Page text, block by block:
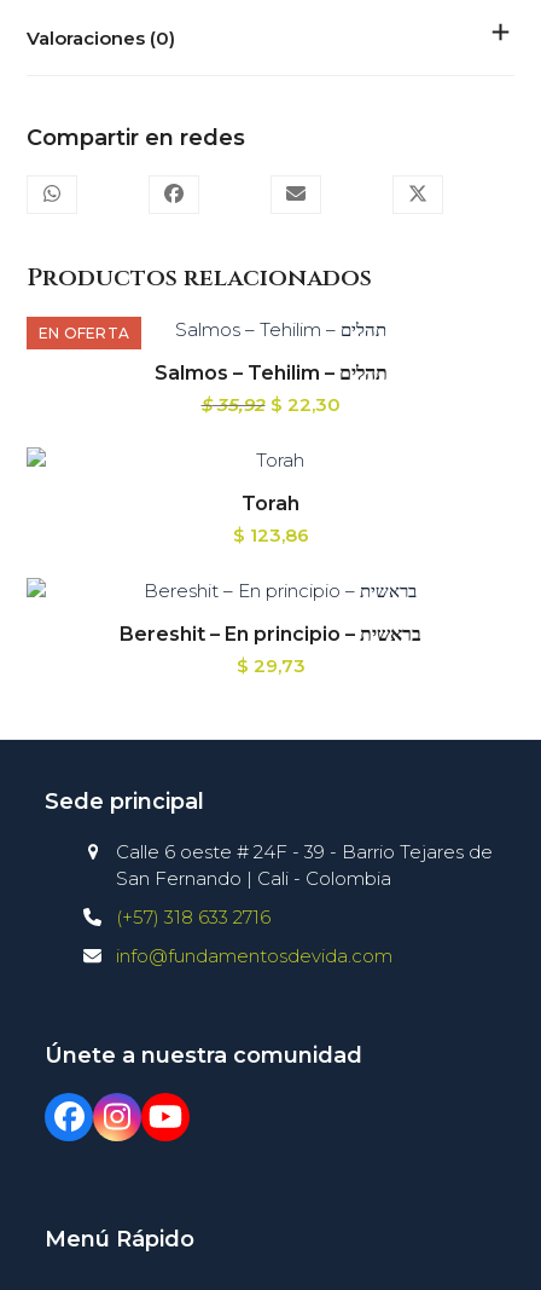
Valoraciones (0)
Compartir en redes
Productos relacionados
EN OFERTA
Salmos – Tehilim – תהלים
$35,92 $ 22,30
Torah
$ 123,86
Bereshit – En principio – בראשית
$ 29,73
Sede principal
Calle 6 oeste # 24F - 39 - Barrio Tejares de
San Fernando | Cali - Colombia
(+57) 318 633 2716
info@fundamentosdevida.com
Únete a nuestra comunidad
Menú Rápido